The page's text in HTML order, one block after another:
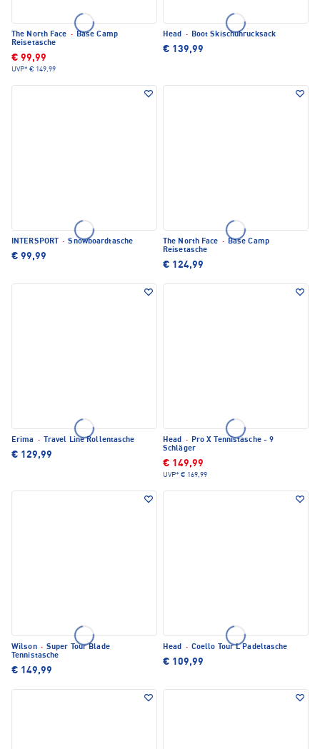
The North Face · Base Camp
Reisetasche
€ 99,99
UVP* € 149,99
Head · Boot Skischuhrucksack
€ 139,99
INTERSPORT · Snowboardtasche
€ 99,99
The North Face · Base Camp
Reisetasche
€ 124,99
Erima · Travel Line Rollentasche
€ 129,99
Head · Pro X Tennistasche - 9
Schläger
€ 149,99
UVP* € 169,99
Wilson · Super Tour Blade
Tennistasche
€ 149,99
Head · Coello Tour L Padeltasche
€ 109,99